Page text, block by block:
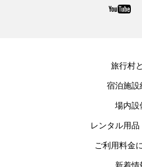
旅行村
宿泊施設
場内設
レンタ
ご利用料金